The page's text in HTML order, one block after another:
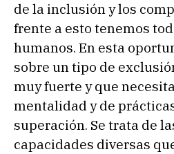
de la inclusión y los
frente a esto tenemos
humanos. En esta
sobre un tipo de
muy fuerte y que
mentalidad y de
superación. Se trata de
capacidades diversas